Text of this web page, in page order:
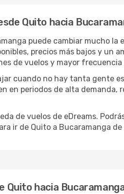
Quito hacia
puede cambiar mucho
precios más bajos y un
de vuelos y mayor frecuencia
cuando no hay tanta gente
en periodos de alta
de vuelos de eDreams.
ir de Quito a Bucaramanga
Quito hacia